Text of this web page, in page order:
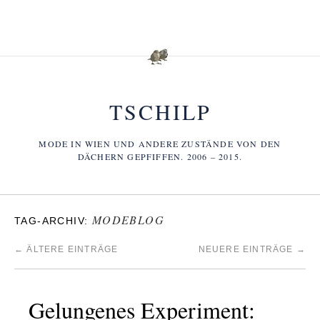
TSCHILP
MODE IN WIEN UND ANDERE ZUSTÄNDE VON DEN
DÄCHERN GEPFIFFEN. 2006 – 2015.
TAG-ARCHIV: MODEBLOG
← ÄLTERE EINTRÄGE NEUERE EINTRÄGE →
Gelungenes Experiment: